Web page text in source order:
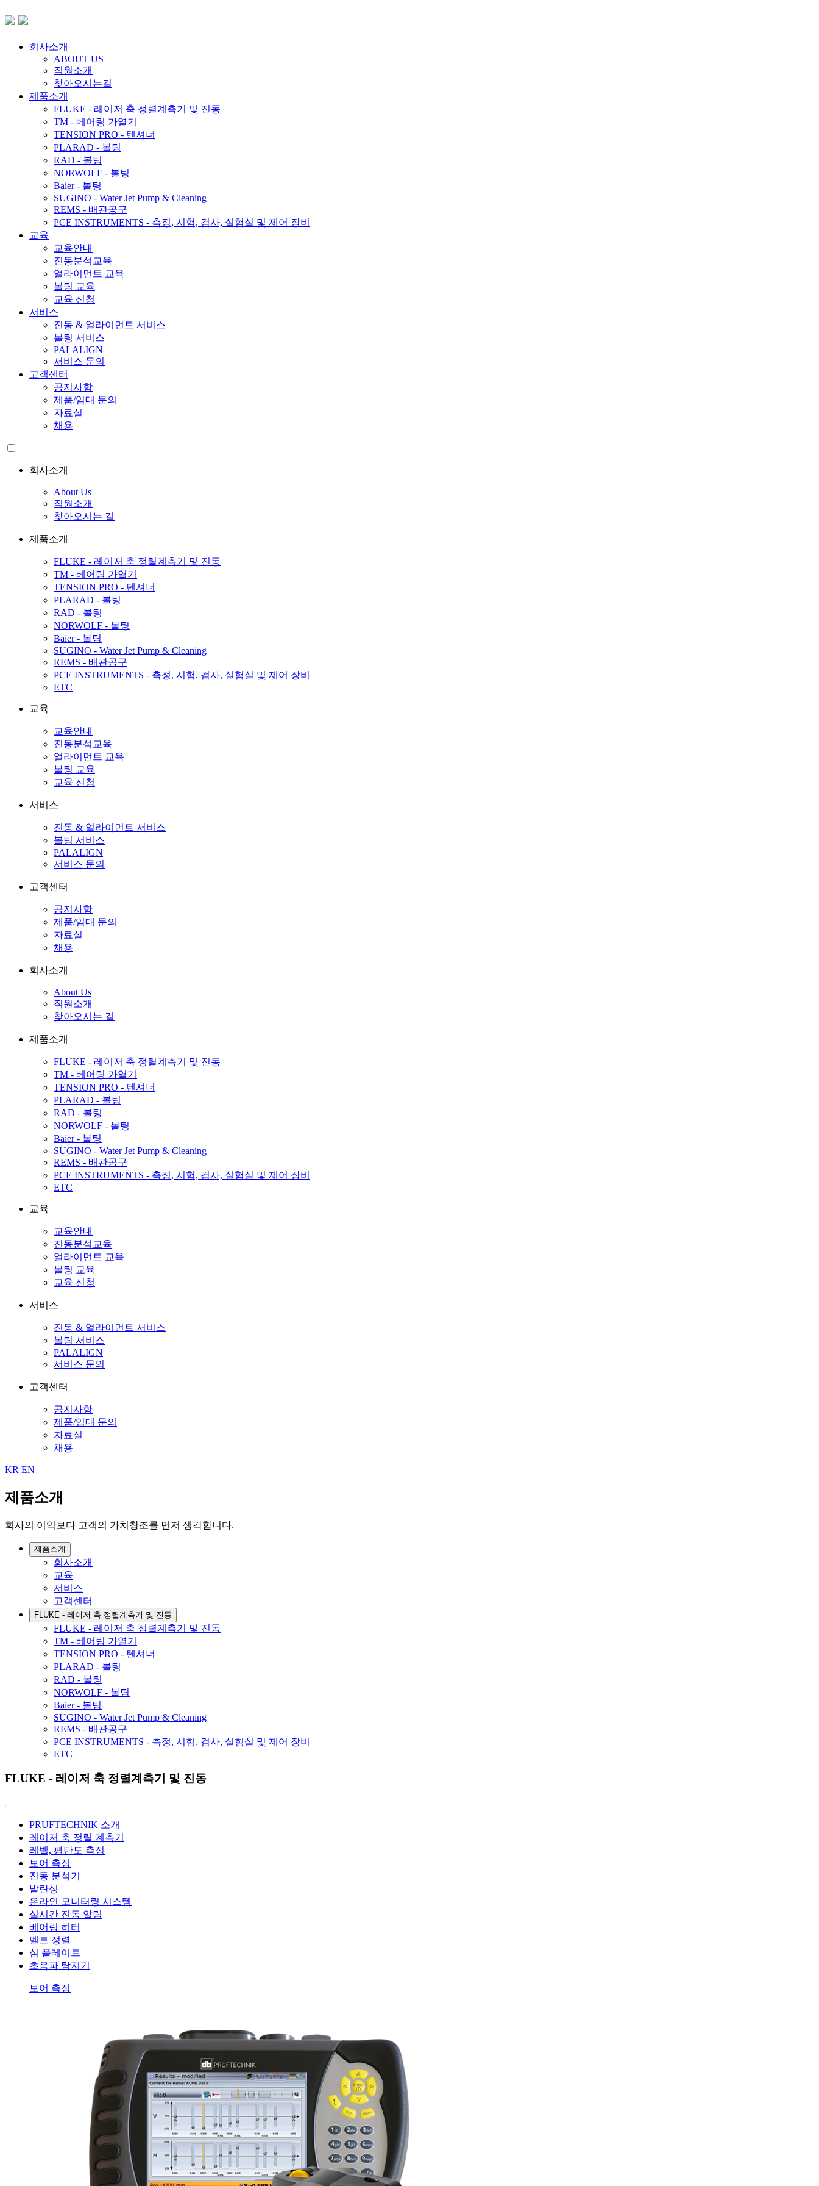
회사소개
ABOUT US
직원소개
찾아오시는길
제품소개
FLUKE - 레이저 축 정렬계측기 및 진동
TM - 베어링 가열기
TENSION PRO - 텐셔너
PLARAD - 볼팅
RAD - 볼팅
NORWOLF - 볼팅
Baier - 볼팅
SUGINO - Water Jet Pump & Cleaning
REMS - 배관공구
PCE INSTRUMENTS - 측정, 시험, 검사, 실험실 및 제어 장비
교육
교육안내
진동분석교육
얼라이먼트 교육
볼팅 교육
교육 신청
서비스
진동 & 얼라이먼트 서비스
볼팅 서비스
PALALIGN
서비스 문의
고객센터
공지사항
제품/임대 문의
자료실
채용
회사소개
About Us
직원소개
찾아오시는 길
제품소개
FLUKE - 레이저 축 정렬계측기 및 진동
TM - 베어링 가열기
TENSION PRO - 텐셔너
PLARAD - 볼팅
RAD - 볼팅
NORWOLF - 볼팅
Baier - 볼팅
SUGINO - Water Jet Pump & Cleaning
REMS - 배관공구
PCE INSTRUMENTS - 측정, 시험, 검사, 실험실 및 제어 장비
ETC
교육
교육안내
진동분석교육
얼라이먼트 교육
볼팅 교육
교육 신청
서비스
진동 & 얼라이먼트 서비스
볼팅 서비스
PALALIGN
서비스 문의
고객센터
공지사항
제품/임대 문의
자료실
채용
회사소개
About Us
직원소개
찾아오시는 길
제품소개
FLUKE - 레이저 축 정렬계측기 및 진동
TM - 베어링 가열기
TENSION PRO - 텐셔너
PLARAD - 볼팅
RAD - 볼팅
NORWOLF - 볼팅
Baier - 볼팅
SUGINO - Water Jet Pump & Cleaning
REMS - 배관공구
PCE INSTRUMENTS - 측정, 시험, 검사, 실험실 및 제어 장비
ETC
교육
교육안내
진동분석교육
얼라이먼트 교육
볼팅 교육
교육 신청
서비스
진동 & 얼라이먼트 서비스
볼팅 서비스
PALALIGN
서비스 문의
고객센터
공지사항
제품/임대 문의
자료실
채용
KR EN
제품소개
회사의 이익보다 고객의 가치창조를 먼저 생각합니다.
제품소개
회사소개
교육
서비스
고객센터
FLUKE - 레이저 축 정렬계측기 및 진동
FLUKE - 레이저 축 정렬계측기 및 진동
TM - 베어링 가열기
TENSION PRO - 텐셔너
PLARAD - 볼팅
RAD - 볼팅
NORWOLF - 볼팅
Baier - 볼팅
SUGINO - Water Jet Pump & Cleaning
REMS - 배관공구
PCE INSTRUMENTS - 측정, 시험, 검사, 실험실 및 제어 장비
ETC
FLUKE - 레이저 축 정렬계측기 및 진동
PRUFTECHNIK 소개
레이저 축 정렬 계측기
레벨, 평탄도 측정
보어 측정
진동 분석기
발란싱
온라인 모니터링 시스템
실시간 진동 알림
베어링 히터
벨트 정렬
심 플레이트
초음파 탐지기
보어 측정